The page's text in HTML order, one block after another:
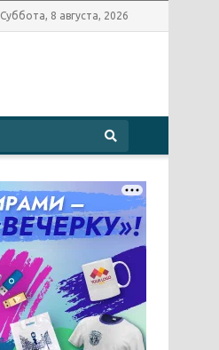
Суббота, 8 августа, 2026